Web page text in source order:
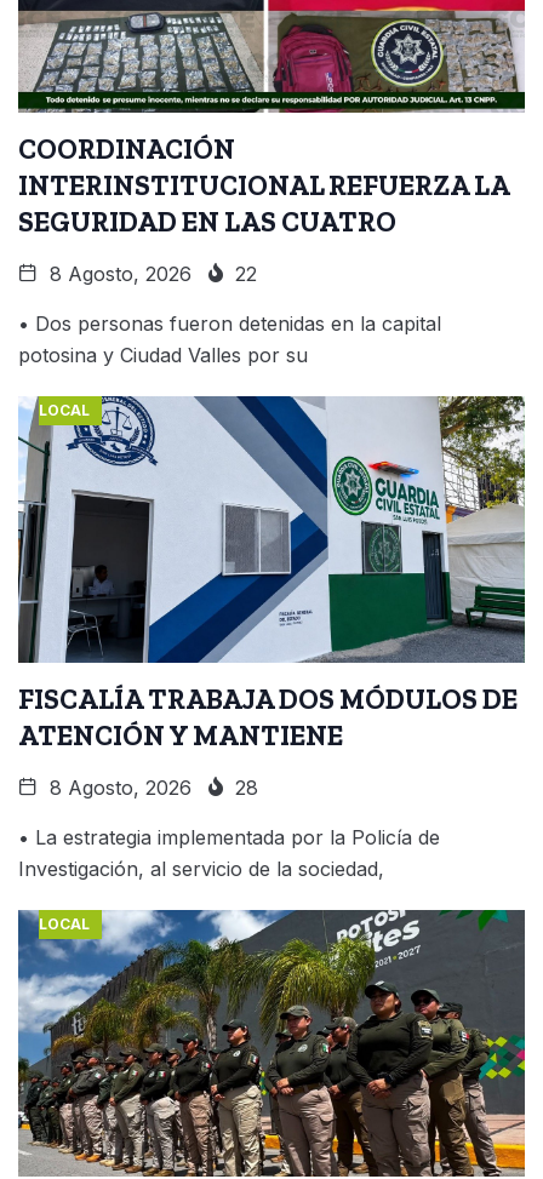
COORDINACIÓN
INTERINSTITUCIONAL REFUERZA LA
SEGURIDAD EN LAS CUATRO
8 Agosto, 2026 22
• Dos personas fueron detenidas en la capital
potosina y Ciudad Valles por su
LOCAL
FISCALÍA TRABAJA DOS MÓDULOS DE
ATENCIÓN Y MANTIENE
8 Agosto, 2026 28
• La estrategia implementada por la Policía de
Investigación, al servicio de la sociedad,
LOCAL